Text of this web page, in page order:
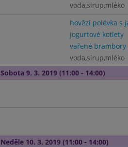
voda,sirup,mléko
hovězí polévka s
jogurtové kotlety
vařené brambory
voda,sirup,mléko
Sobota 9. 3. 2019 (11:00 - 14:00)
Neděle 10. 3. 2019 (11:00 - 14:00)